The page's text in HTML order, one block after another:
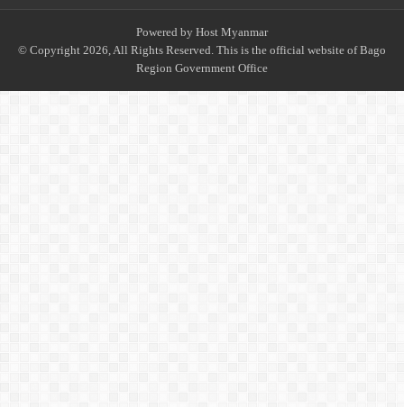
Powered by Host Myanmar
© Copyright 2026, All Rights Reserved. This is the official website of Bago
Region Government Office